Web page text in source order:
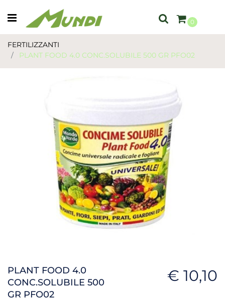
Open menu
0
FERTILIZZANTI
PLANT FOOD 4.0 CONC.SOLUBILE 500 GR PFO02
PLANT FOOD 4.0
CONC.SOLUBILE 500
GR PFO02
€ 10,10